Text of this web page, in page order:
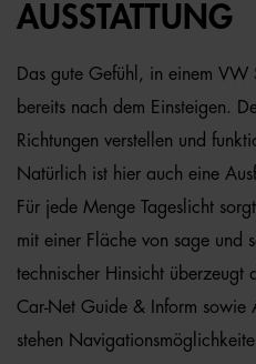
AUSSTATTUNG
Das gute Gefühl, in einem
bereits nach dem Einsteigen.
Richtungen verstellen und
Natürlich ist hier auch eine
Für jede Menge Tageslicht
mit einer Fläche von sage und
technischer Hinsicht überzeugt
Car-Net Guide & Inform sowie
stehen